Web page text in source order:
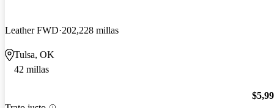
Leather FWD 202,228 millas
Tulsa, OK
42 millas